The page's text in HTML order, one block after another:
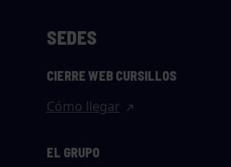
SEDES
CIERRE WEB CURSILLOS
Cómo llegar
EL GRUPO